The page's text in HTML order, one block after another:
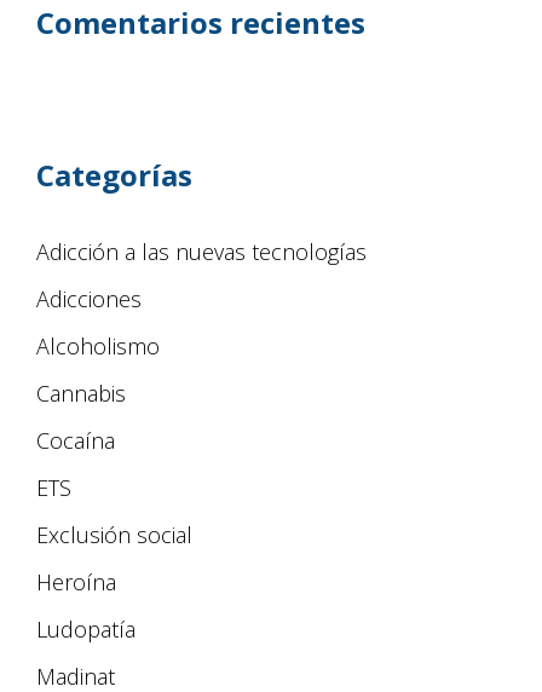
Comentarios recientes
Categorías
Adicción a las nuevas tecnologías
Adicciones
Alcoholismo
Cannabis
Cocaína
ETS
Exclusión social
Heroína
Ludopatía
Madinat